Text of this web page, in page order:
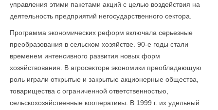
управления этими пакетами акций с целью воздействия на
деятельность предприятий негосударственного сектора.
Программа экономических реформ включала серьезные
преобразования в сельском хозяйстве. 90-е годы стали
временем интенсивного развития новых форм
хозяйствования. В агросекторе экономики преобладающую
роль играли открытые и закрытые акционерные общества,
товарищества с ограниченной ответственностью,
сельскохозяйственные кооперативы. В 1999 г. их удельный